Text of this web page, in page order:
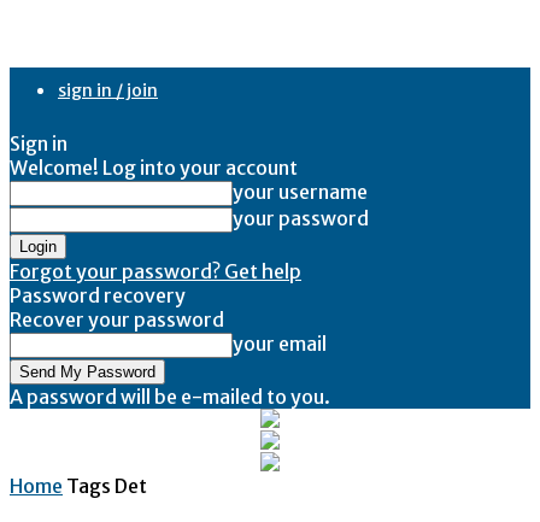
sign in / join
Sign in
Welcome! Log into your account
your username
your password
Forgot your password? Get help
Password recovery
Recover your password
your email
A password will be e-mailed to you.
Home Tags Det